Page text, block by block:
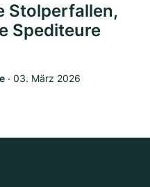
Stolperfallen,
Spediteure
‧ 03. März 2026